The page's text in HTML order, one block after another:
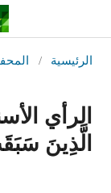
الرئيسية /
الرأي
الَّذِينَ